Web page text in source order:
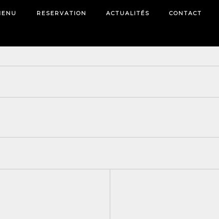
RESERVATION ACTUALITÉS CONTACT
notre chef : Fabio Merra